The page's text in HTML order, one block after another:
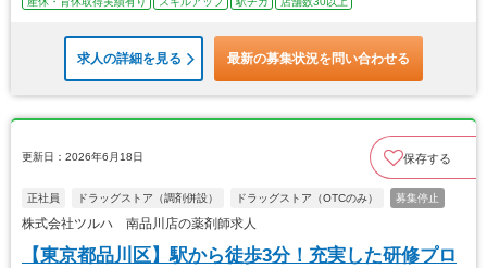
求人の詳細を見る 最新の募集状況を問い合わせる
更新日：2026年6月18日 保存する
正社員 ドラッグストア（調剤併設） ドラッグストア（OTCのみ） 募集停止
株式会社ツルハ 南品川店の薬剤師求人
【東京都品川区】駅から徒歩3分！充実した研修プロ